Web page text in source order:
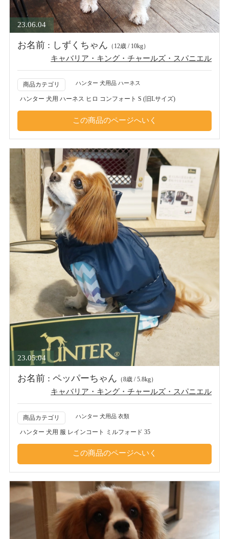
23.06.04
お名前 : しずくちゃん （12歳 / 10kg）
キャバリア・キング・チャールズ・スパニエル
商品カテゴリ ハンター 犬用品 ハーネス
ハンター 犬用 ハーネス ヒロ コンフォート S (旧Lサイズ)
23.05.04
お名前 : ペッパーちゃん （8歳 / 5.8kg）
キャバリア・キング・チャールズ・スパニエル
商品カテゴリ ハンター 犬用品 衣類
ハンター 犬用 服 レインコート ミルフォード 35